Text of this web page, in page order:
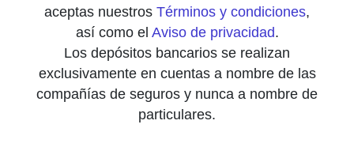
aceptas nuestros Términos y condiciones,
así como el Aviso de privacidad.
Los depósitos bancarios se realizan
exclusivamente en cuentas a nombre de las
compañías de seguros y nunca a nombre de
particulares.